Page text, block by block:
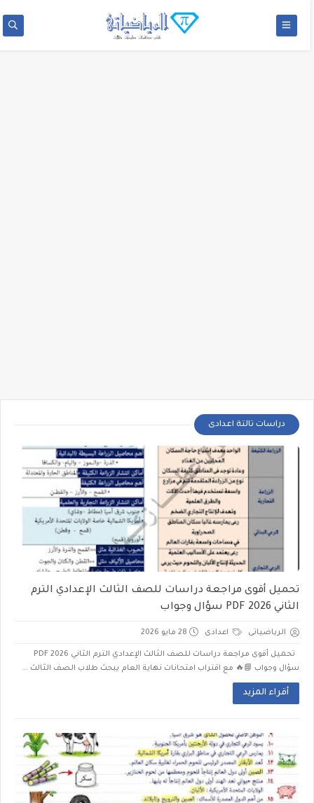
دراسات تالتة اعدادى
تحميل أقوى مراجعة دراسات للصف الثالث الإعدادي الترم
الثاني 2026 PDF سؤال وجواب
الرياضياتى اعدادى 28 مايو 2026
تحميل أقوى مراجعة دراسات للصف الثالث الإعدادي الترم الثاني 2026 PDF
سؤال وجواب 📘🔥 مع اقتراب امتحانات نهاية العام يبحث طلاب الصف الثالث ...
أقراء المزيد